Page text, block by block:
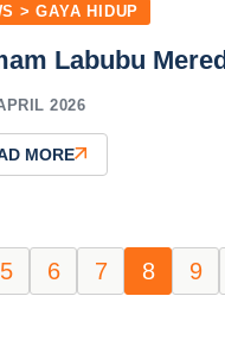
> GAYA HIDUP
Labubu
2026
MORE
5 6 7 8 9